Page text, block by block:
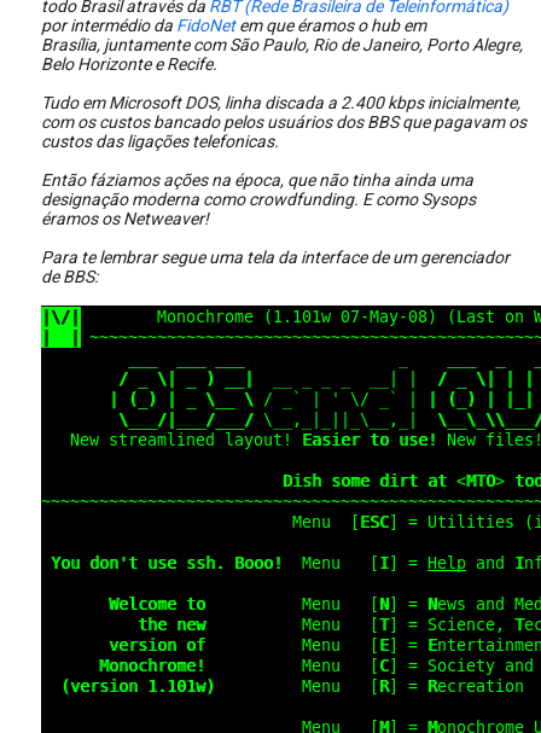
todo Brasil através da RBT (Rede Brasileira de Teleinformática)
por intermédio da FidoNetem que éramos o hub em
Brasília, juntamente com São Paulo, Rio de Janeiro, Porto Alegre,
Belo Horizonte e Recife.
Tudo em Microsoft DOS, linha discada a 2.400 kbps inicialmente,
com os custos bancado pelos usuários dos BBS que pagavam os
custos das ligações telefonicas.
Então fáziamos ações na época, que não tinha ainda uma
designação moderna como crowdfunding. E como Sysops
éramos os Netweaver!
Para te lembrar segue uma tela da interface de um gerenciador
de BBS: